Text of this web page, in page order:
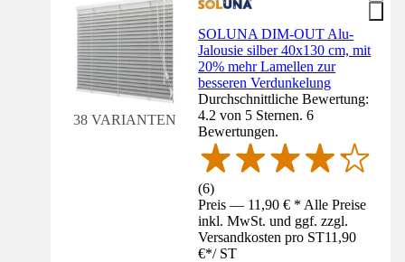
38 VARIANTEN
SOLUNA DIM-OUT Alu-
Jalousie silber 40x130 cm, mit
20% mehr Lamellen zur
besseren Verdunkelung
Durchschnittliche Bewertung:
4.2 von 5 Sternen. 6
Bewertungen.
(6)
Preis — 11,90 € * Alle Preise
inkl. MwSt. und ggf. zzgl.
Versandkosten pro ST11,90
€*/ ST